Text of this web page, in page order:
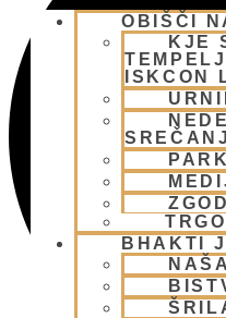
OBIŠČI
KJE
ISKCON
BHAKTI